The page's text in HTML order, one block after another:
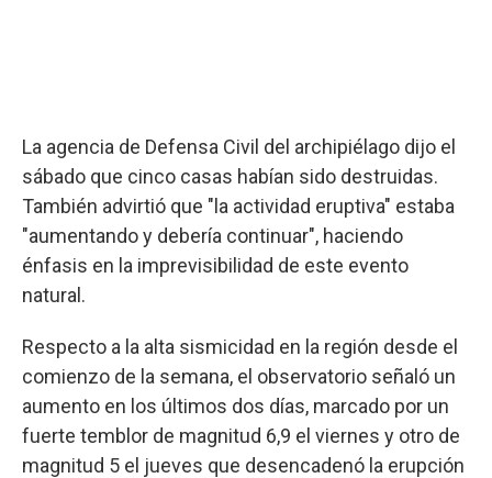
La agencia de Defensa Civil del archipiélago dijo el
sábado que cinco casas habían sido destruidas.
También advirtió que "la actividad eruptiva" estaba
"aumentando y debería continuar", haciendo
énfasis en la imprevisibilidad de este evento
natural.
Respecto a la alta sismicidad en la región desde el
comienzo de la semana, el observatorio señaló un
aumento en los últimos dos días, marcado por un
fuerte temblor de magnitud 6,9 el viernes y otro de
magnitud 5 el jueves que desencadenó la erupción